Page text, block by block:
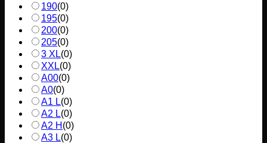
190(0)
195(0)
200(0)
205(0)
3 XL(0)
XXL(0)
A00(0)
A0(0)
A1 L(0)
A2 L(0)
A2 H (0)
A3 L(0)